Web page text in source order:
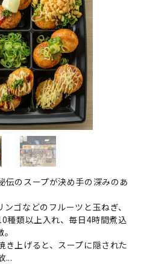
伝のスープが決め手の深みのあ
ゴなどのフルーツと玉ねぎ、
種類以上入れ、毎日4時間煮込
き上げると、スープに隠された
...